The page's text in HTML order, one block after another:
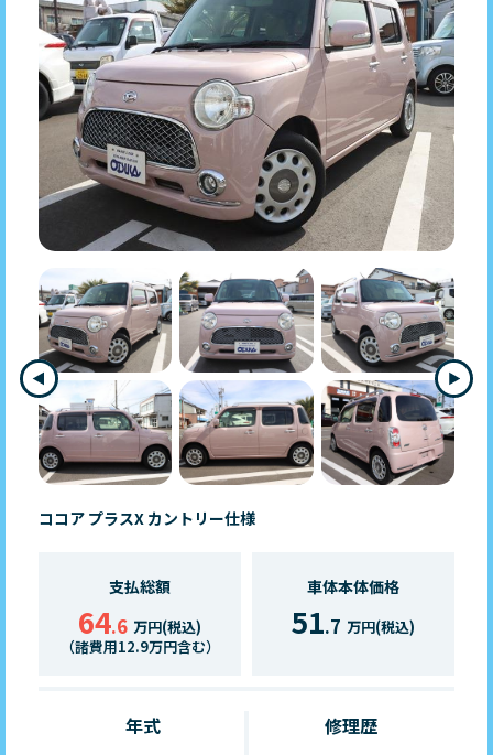
ココア プラスX カントリー仕様
支払総額
64.6 万円(税込)
（諸費用12.9万円含む）
車体本体価格
51.7 万円(税込)
年式 修理歴